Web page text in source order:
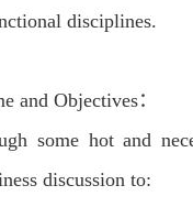
disciplines.
and Objectives：
some hot and
discussion to: